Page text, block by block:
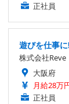
正社員
遊びを仕事
株式会社Reve
大阪府
月給28万
正社員